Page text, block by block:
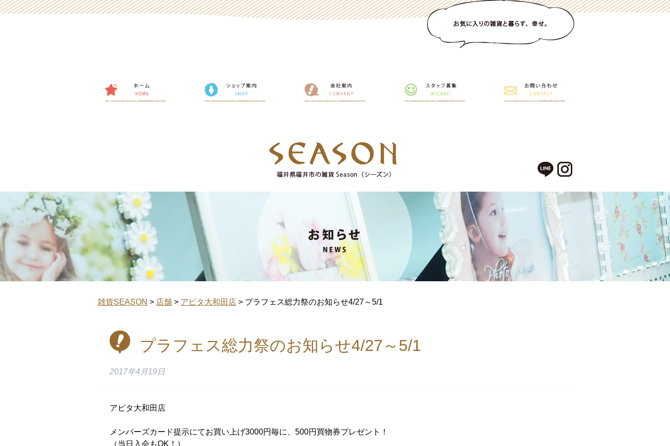
雑貨SEASON > 店舗 > アピタ大和田店 > プラフェス総力祭のお知らせ4/27～5/1
プラフェス総力祭のお知らせ4/27～5/1
2017年4月19日
アピタ大和田店
メンバーズカード提示にてお買い上げ3000円毎に、500円買物券プレゼント！
（当日入会もOK！）